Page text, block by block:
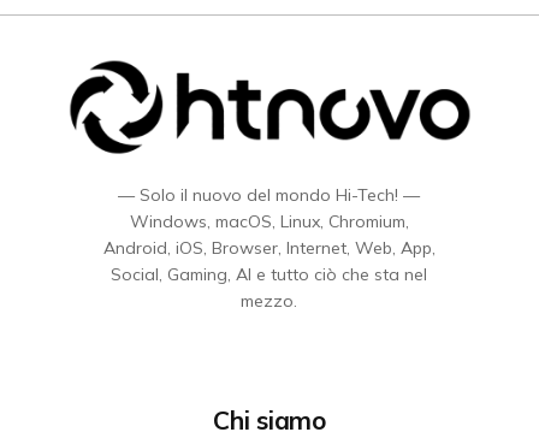
— Solo il nuovo del mondo Hi-Tech! —
Windows, macOS, Linux, Chromium,
Android, iOS, Browser, Internet, Web, App,
Social, Gaming, AI e tutto ciò che sta nel
mezzo.
Chi siamo